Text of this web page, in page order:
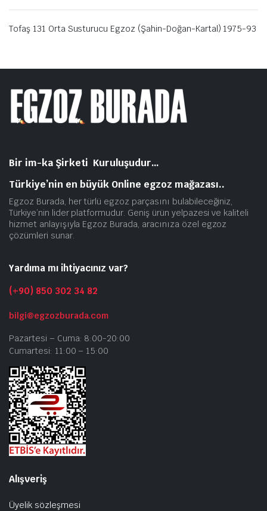
Tofaş 131 Orta Susturucu Egzoz (Şahin-Doğan-Kartal) 1975-93
Bir im-ka Şirketi Kuruluşudur…
Türkiye’nin en büyük Online egzoz mağazası..
Egzoz Burada, her türlü egzoz parçasını bulabileceğiniz,
Türkiye’nin lider platformudur. Geniş ürün yelpazesi ve kaliteli
hizmet anlayışıyla Egzoz Burada, aracınıza özel egzoz
çözümleri sunar.
Yardıma mı ihtiyacınız var?
(+90) 850 302 34 82
bilgi@egzozburada.com
Pazartesi – Cuma: 8:00-20:00
Cumartesi: 11:00 – 15:00
Alışveriş
Üyelik sözleşmesi